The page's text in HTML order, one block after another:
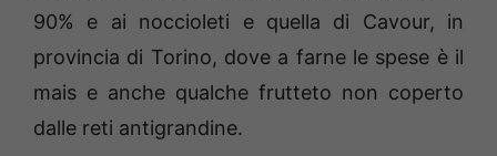
90% e ai noccioleti e quella di Cavour, in
provincia di Torino, dove a farne le spese è il
mais e anche qualche frutteto non coperto
dalle reti antigrandine.